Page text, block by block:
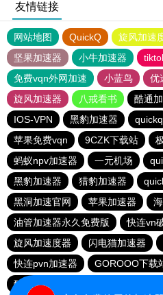
友情链接
网站地图 QuickQ 旋风加速
坚果加速器
小牛加速器
免费vqn外网加速
小蓝鸟 优
旋风加速器
八戒看书 酷通
IOS-VPN
黑豹加速器 quickq
苹果免费vqn
9CZK下载站
蚂蚁npv加速器
一元机场
黑豹加速器
猎豹加速器
黑洞加速官网
苹果加速器
油管加速器永久免费版
快连vn
旋风加速度器
闪电猫加速器
快连pvn加速器
GOROOO下载
酷通vp加速器